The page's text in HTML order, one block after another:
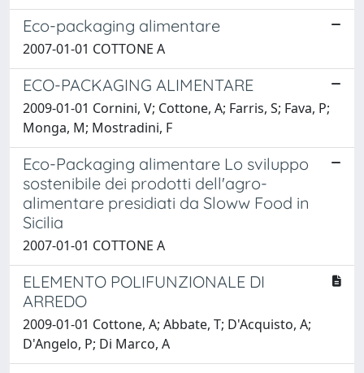
Eco-packaging alimentare
2007-01-01 COTTONE A
ECO-PACKAGING ALIMENTARE
2009-01-01 Cornini, V; Cottone, A; Farris, S; Fava, P;
Monga, M; Mostradini, F
Eco-Packaging alimentare Lo sviluppo
sostenibile dei prodotti dell'agro-
alimentare presidiati da Sloww Food in
Sicilia
2007-01-01 COTTONE A
ELEMENTO POLIFUNZIONALE DI
ARREDO
2009-01-01 Cottone, A; Abbate, T; D'Acquisto, A;
D'Angelo, P; Di Marco, A